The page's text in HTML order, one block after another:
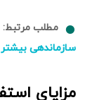
مطلب مرتبط:
سازماندهی بیشتر
مزایای